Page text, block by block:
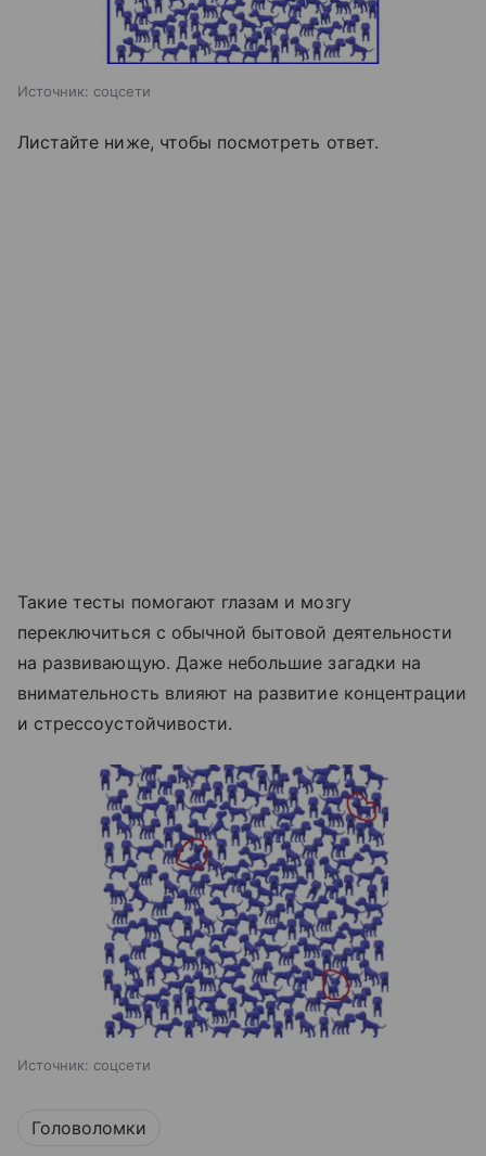
Источник: соцсети
Листайте ниже, чтобы посмотреть ответ.
Такие тесты помогают глазам и мозгу
переключиться с обычной бытовой деятельности
на развивающую. Даже небольшие загадки на
внимательность влияют на развитие концентрации
и стрессоустойчивости.
Источник: соцсети
Головоломки